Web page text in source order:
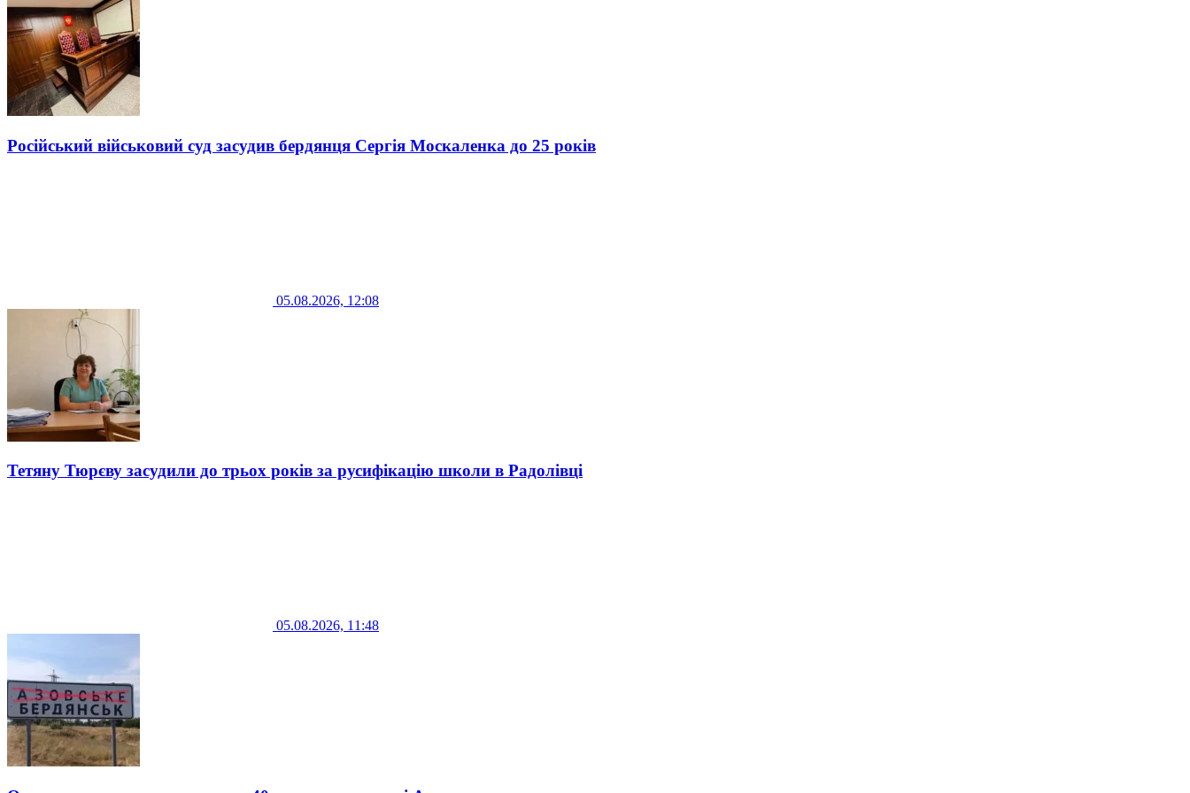
Російський військовий суд засудив бердянця Сергія Москаленка до 25 років
05.08.2026, 12:08
Тетяну Тюрєву засудили до трьох років за русифікацію школи в Радолівці
05.08.2026, 11:48